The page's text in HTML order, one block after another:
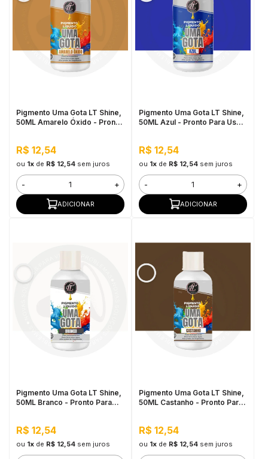
Pigmento Uma Gota LT Shine,
50ML Amarelo Óxido - Pronto
R$ 12,54
ou 1xde R$ 12,54 sem juros
- +
ADICIONAR
Pigmento Uma Gota LT Shine,
50ML Azul - Pronto Para Uso,
R$ 12,54
ou 1xde R$ 12,54 sem juros
- +
ADICIONAR
Pigmento Uma Gota LT Shine,
50ML Branco - Pronto Para
R$ 12,54
ou 1xde R$ 12,54 sem juros
Pigmento Uma Gota LT Shine,
50ML Castanho - Pronto Para
R$ 12,54
ou 1xde R$ 12,54 sem juros